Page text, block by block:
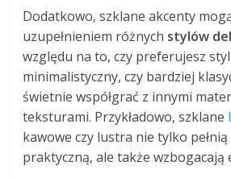
Dodatkowo, szklane akcenty
uzupełnieniem różnych stylów
względu na to, czy preferujesz
minimalistyczny, czy bardziej
świetnie współgrać z innymi
teksturami. Przykładowo, szklane
kawowe czy lustra nie tylko
praktyczną, ale także wzbogacają